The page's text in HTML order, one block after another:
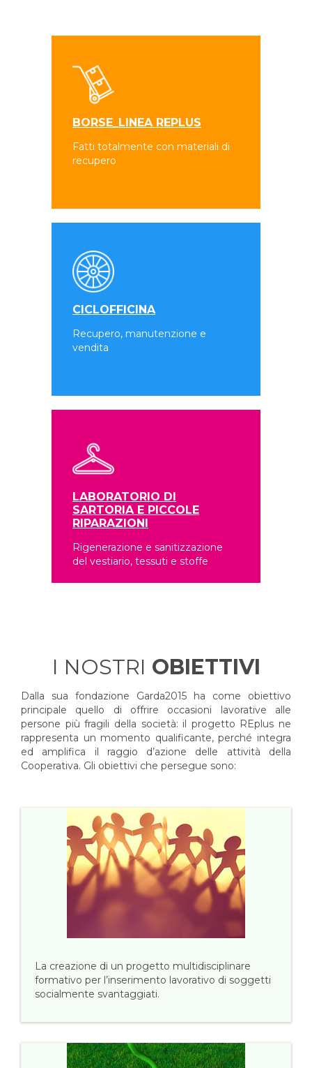
BORSE_LINEA REPLUS
Fatti totalmente con materiali di
recupero
CICLOFFICINA
Recupero, manutenzione e
vendita
LABORATORIO DI
SARTORIA E PICCOLE
RIPARAZIONI
Rigenerazione e sanitizzazione
del vestiario, tessuti e stoffe
I NOSTRI OBIETTIVI
Dalla sua fondazione Garda2015 ha come obiettivo
principale quello di offrire occasioni lavorative alle
persone più fragili della società: il progetto REplus ne
rappresenta un momento qualificante, perché integra
ed amplifica il raggio d’azione delle attività della
Cooperativa. Gli obiettivi che persegue sono:
La creazione di un progetto multidisciplinare
formativo per l’inserimento lavorativo di soggetti
socialmente svantaggiati.